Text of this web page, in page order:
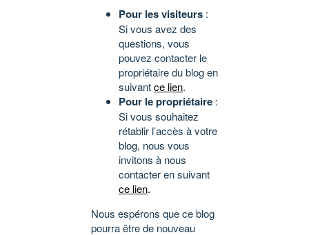
Pour les visiteurs :
Si vous avez des
questions, vous
pouvez contacter le
propriétaire du blog en
suivantce lien.
Pour le propriétaire :
Si vous souhaitez
rétablir l’accès à votre
blog, nous vous
invitons à nous
contacter en suivant
ce lien.
Nous espérons que ce blog
pourra être de nouveau